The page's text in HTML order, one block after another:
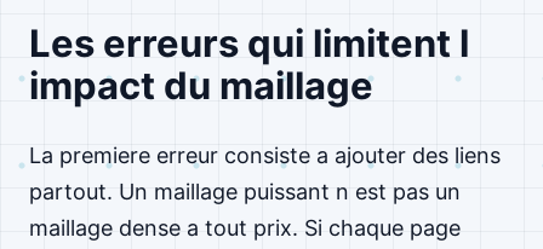
Les erreurs qui limitent l
impact du maillage
La premiere erreur consiste a ajouter des liens
partout. Un maillage puissant n est pas un
maillage dense a tout prix. Si chaque page